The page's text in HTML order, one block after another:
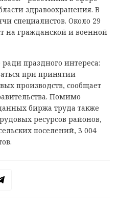
здравоохранения. В
специалистов. Около 29
на гражданской и военной
праздного интереса:
при принятии
производств, сообщает
Помимо
биржа труда также
ресурсов районов,
поселений, 3 004